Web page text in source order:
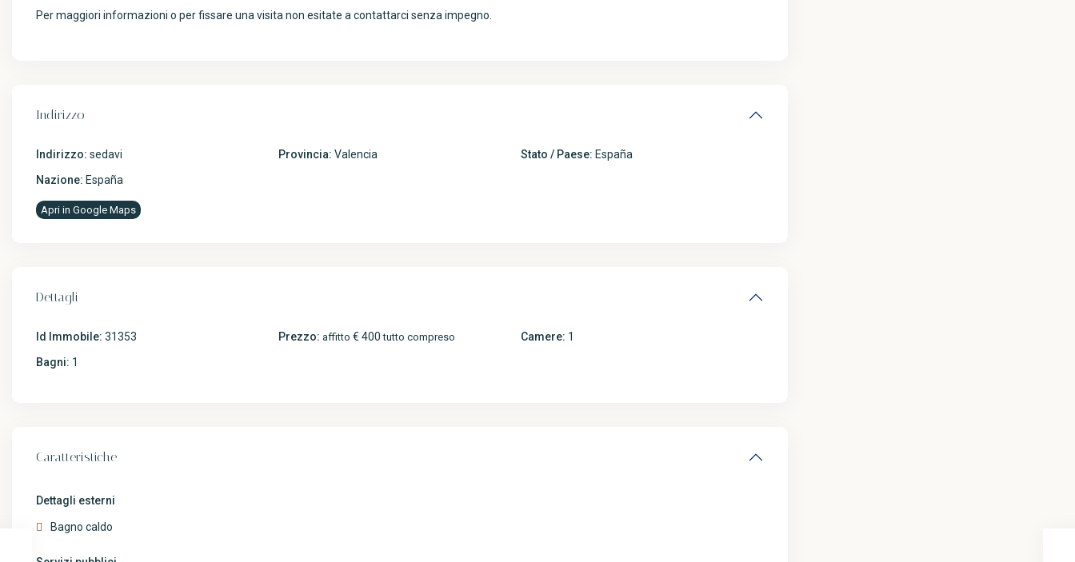
Per maggiori informazioni o per fissare una visita non esitate a contattarci senza impegno.
Indirizzo
Indirizzo: sedavi Provincia: Valencia Stato / Paese: España
Nazione: España
Apri in Google Maps
Dettagli
Id Immobile: 31353 Prezzo: affitto € 400tutto compreso Camere: 1
Bagni: 1
Caratteristiche
Dettagli esterni
Bagno caldo